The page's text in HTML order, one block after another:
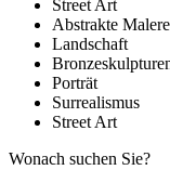
Street Art
Abstrakte
Landschaft
Porträt
Surrealismus
Street Art
Wonach suchen Sie?